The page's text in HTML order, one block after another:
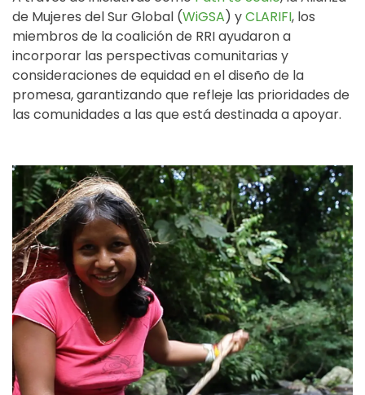
de Mujeres del Sur Global (WiGSA) yCLARIFI, los
miembros de la coalición de RRI ayudaron a
incorporar las perspectivas comunitarias y
consideraciones de equidad en el diseño de la
promesa, garantizando que refleje las prioridades de
las comunidades a las que está destinada a apoyar.